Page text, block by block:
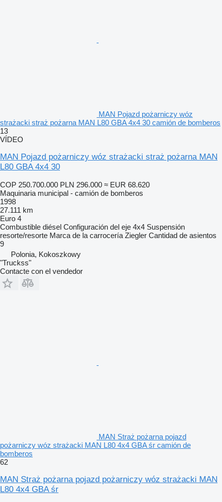
MAN Pojazd pożarniczy wóz
strażacki straż pożarna MAN L80 GBA 4x4 30 camión de bomberos
13
VÍDEO
MAN Pojazd pożarniczy wóz strażacki straż pożarna MAN
L80 GBA 4x4 30
COP 250.700.000 PLN 296.000 ≈ EUR 68.620
Maquinaria municipal - camión de bomberos
1998
27.111 km
Euro 4
Combustible diésel Configuración del eje 4x4 Suspensión
resorte/resorte Marca de la carrocería Ziegler Cantidad de asientos
9
Polonia, Kokoszkowy
"Truckss"
Contacte con el vendedor
MAN Straż pożarna pojazd
pożarniczy wóz strażacki MAN L80 4x4 GBA śr camión de
bomberos
62
MAN Straż pożarna pojazd pożarniczy wóz strażacki MAN
L80 4x4 GBA śr